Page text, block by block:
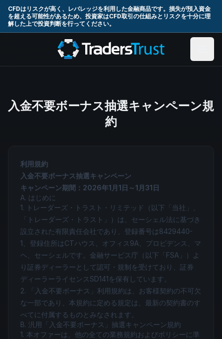
CFDはリスクが高く、レバレッジを利用した金融商品です。損失が預入資金
を超える可能性があるため、投資家はCFD取引の仕組みとリスクを十分に理
解した上で投資判断を行ってください。
Skip to main content
入金不要ボーナス抽選キャンペーン規
約
利用規約
入金不要ボーナス抽選キャンペーン
キャンペーン期間：2026年1月1日～1月31日
A. はじめに
1. トレーダーズ・トラスト・リミテッド（以下「当社」、
「トレーダーズ・トラスト」）は、セーシェル法に基づき
設立された有限責任会社であり、登録番号は8429440-
1、登録住所はCTハウス、オフィス9A、プロビデンス、マ
ヘ、セーシェルです。金融サービス庁（以下「FSA」）よ
り証券ディーラーとして認可・規制を受けており、証券
ディーラーライセンスSD141を保有しています。
2. 「入金不要ボーナス」利用規約は、お客様契約の不可欠
な一部であり、本規約に定める規定は、最新の契約書のす
べてに付属するものとみなされます。
B. 汎用「入金不要ボーナス」抽選キャンペーン規約
1. 本オファーは、他の全ての業務規約およびポリシーに準